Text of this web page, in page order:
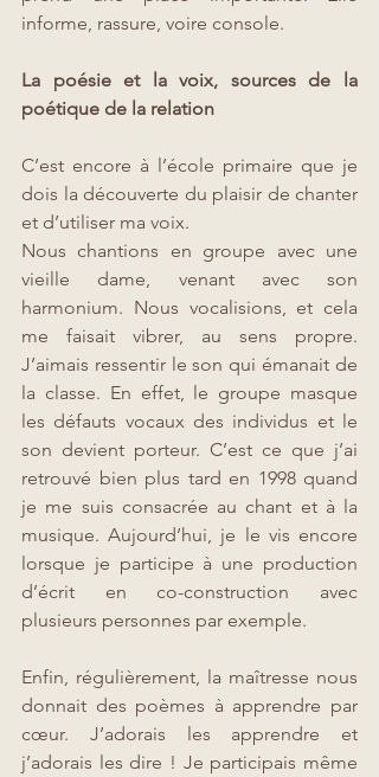
informe, rassure, voire console.
La poésie et la voix, sources de la
poétique de la relation
C’est encore à l’école primaire que je
dois la découverte du plaisir de chanter
et d’utiliser ma voix.
Nous chantions en groupe avec une
vieille dame, venant avec son
harmonium. Nous vocalisions, et cela
me faisait vibrer, au sens propre.
J’aimais ressentir le son qui émanait de
la classe. En effet, le groupe masque
les défauts vocaux des individus et le
son devient porteur. C’est ce que j’ai
retrouvé bien plus tard en 1998 quand
je me suis consacrée au chant et à la
musique. Aujourd’hui, je le vis encore
lorsque je participe à une production
d’écrit en co-construction avec
plusieurs personnes par exemple.
Enfin, régulièrement, la maîtresse nous
donnait des poèmes à apprendre par
cœur. J’adorais les apprendre et
j’adorais les dire ! Je participais même